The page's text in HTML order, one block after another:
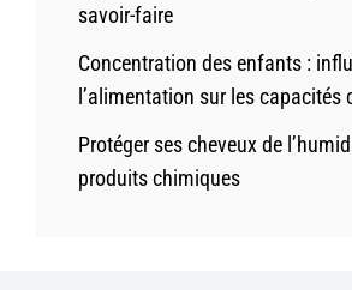
savoir-faire
Concentration des enfants :
l’alimentation sur les capacités
Protéger ses cheveux de
produits chimiques